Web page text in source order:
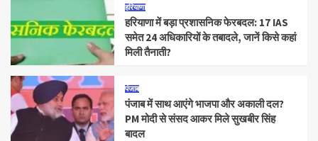
हरियाणा
हरियाणा में बड़ा प्रशासनिक फेरबदल: 17 IAS
समेत 24 अधिकारियों के तबादले, जानें किसे कहां
मिली तैनाती?
पंजाब
पंजाब में साथ आएंगे भाजपा और अकाली दल?
PM मोदी से संसद आकर मिले सुखबीर सिंह
बादल